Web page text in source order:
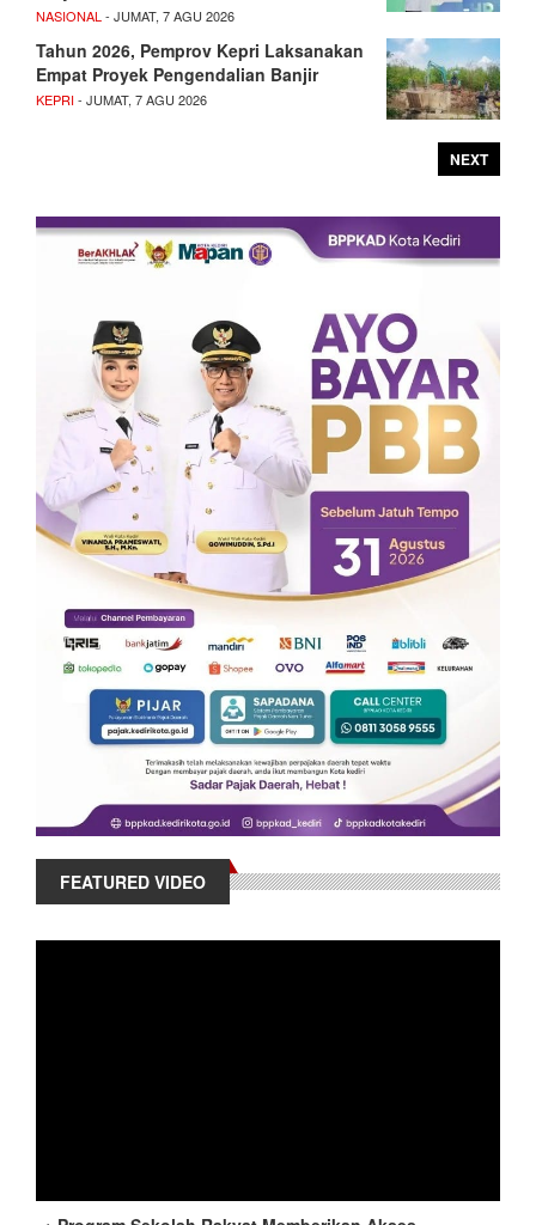
NASIONAL- JUMAT, 7 AGU 2026
Tahun 2026, Pemprov Kepri Laksanakan
Empat Proyek Pengendalian Banjir
KEPRI- JUMAT, 7 AGU 2026
NEXT
FEATURED VIDEO